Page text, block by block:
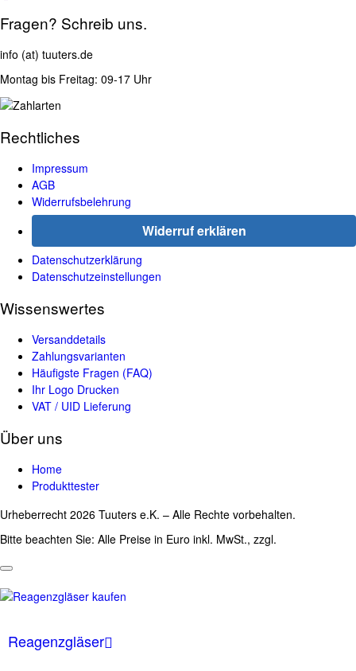
Fragen? Schreib uns.
info (at) tuuters.de
Montag bis Freitag: 09-17 Uhr
Rechtliches
Impressum
AGB
Widerrufsbelehrung
Widerruf erklären
Datenschutzerklärung
Datenschutzeinstellungen
Wissenswertes
Versanddetails
Zahlungsvarianten
Häufigste Fragen (FAQ)
Ihr Logo Drucken
VAT / UID Lieferung
Über uns
Home
Produkttester
Urheberrecht 2026 Tuuters e.K. – Alle Rechte vorbehalten.
Bitte beachten Sie: Alle Preise in Euro inkl. MwSt., zzgl.
Reagenzgläser